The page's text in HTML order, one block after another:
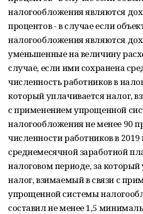
налогообложения являются
процентов - в случае если
налогообложения являются
уменьшенные на величину
случае, если ими сохранена
численность работников в
который уплачивается налог,
с применением упрощенной
налогообложения не менее 90
численности работников в 2019
среднемесячной заработной
налоговом периоде, за который
налог, взимаемый в связи с
упрощенной системы
составил не менее 1,5